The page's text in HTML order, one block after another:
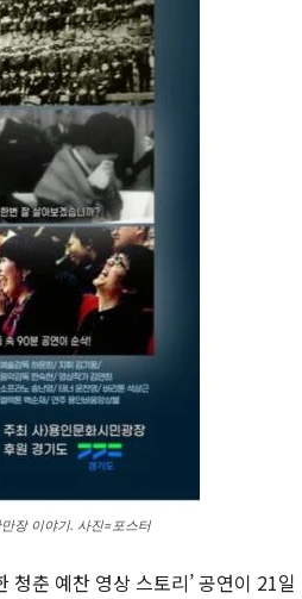
장 이야기. 사진=포스터
청춘 예찬 영상 스토리’ 공연이 21일